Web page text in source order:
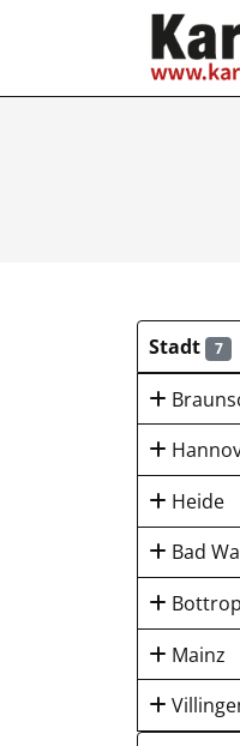
Stadt 7
Heide
Bad
Bottrop
Mainz